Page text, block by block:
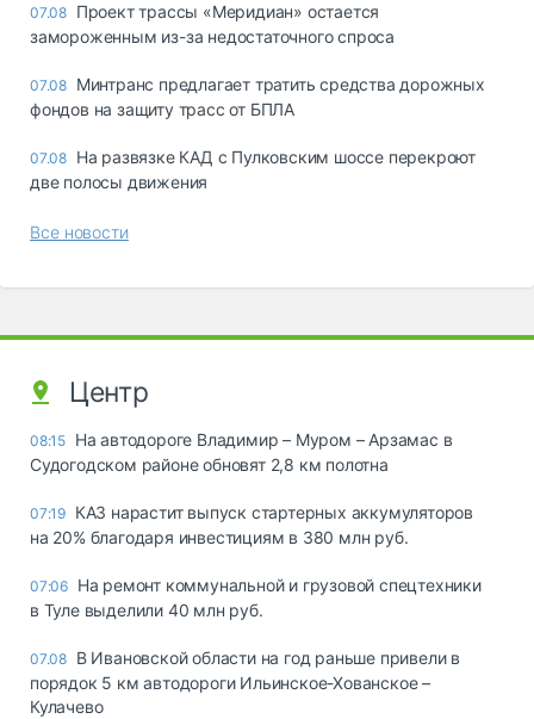
07.08 Проект трассы «Меридиан» остается
замороженным из-за недостаточного спроса
07.08 Минтранс предлагает тратить средства дорожных
фондов на защиту трасс от БПЛА
07.08 На развязке КАД с Пулковским шоссе перекроют
две полосы движения
Все новости
Центр
08:15 На автодороге Владимир – Муром – Арзамас в
Судогодском районе обновят 2,8 км полотна
07:19 КАЗ нарастит выпуск стартерных аккумуляторов
на 20% благодаря инвестициям в 380 млн руб.
07:06 На ремонт коммунальной и грузовой спецтехники
в Туле выделили 40 млн руб.
07.08 В Ивановской области на год раньше привели в
порядок 5 км автодороги Ильинское-Хованское –
Кулачево